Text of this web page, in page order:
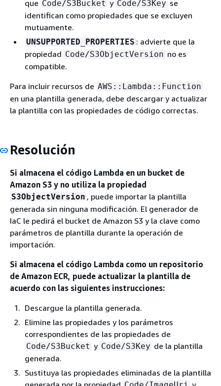
que Code/S3Bucket y Code/S3Key se
identifican como propiedades que se excluyen
mutuamente.
UNSUPPORTED_PROPERTIES : advierte que la
propiedad Code/S3ObjectVersion no es
compatible.
Para incluir recursos de AWS::Lambda::Function
en una plantilla generada, debe descargar y actualizar
la plantilla con las propiedades de código correctas.
Resolución
Si almacena el código Lambda en un bucket de
Amazon S3 y no utiliza la propiedad
S3ObjectVersion , puede importar la plantilla
generada sin ninguna modificación. El generador de
IaC le pedirá el bucket de Amazon S3 y la clave como
parámetros de plantilla durante la operación de
importación.
Si almacena el código Lambda como un repositorio
de Amazon ECR, puede actualizar la plantilla de
acuerdo con las siguientes instrucciones:
Descargue la plantilla generada.
Elimine las propiedades y los parámetros
correspondientes de las propiedades de
Code/S3Bucket y Code/S3Key de la plantilla
generada.
Sustituya las propiedades eliminadas de la plantilla